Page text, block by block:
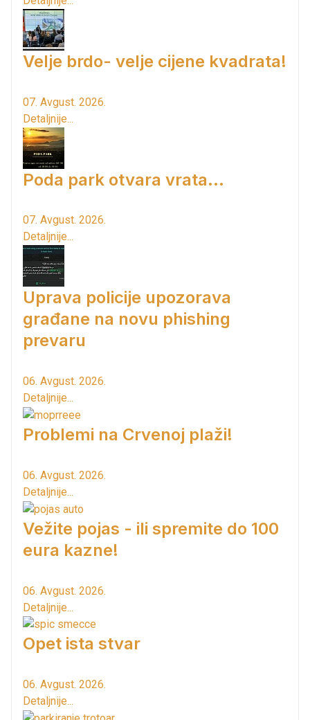
Velje brdo- velje cijene kvadrata!
07. Avgust. 2026.
Detaljnije...
Poda park otvara vrata...
07. Avgust. 2026.
Detaljnije...
Uprava policije upozorava
građane na novu phishing
prevaru
06. Avgust. 2026.
Detaljnije...
Problemi na Crvenoj plaži!
06. Avgust. 2026.
Detaljnije...
Vežite pojas - ili spremite do 100
eura kazne!
06. Avgust. 2026.
Detaljnije...
Opet ista stvar
06. Avgust. 2026.
Detaljnije...